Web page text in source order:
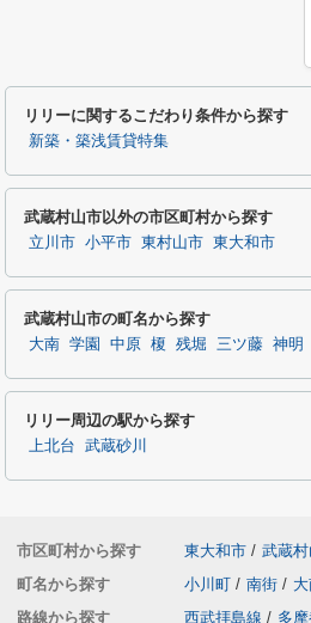
リリーに関するこだわり条件から探す
新築・築浅賃貸特集
武蔵村山市以外の市区町村から探す
立川市 小平市 東村山市 東大和市
武蔵村山市の町名から探す
大南 学園 中原 榎 残堀 三ツ藤 神明
リリー周辺の駅から探す
上北台 武蔵砂川
市区町村から探す 東大和市 / 武蔵
町名から探す
小川町 / 南街 /
路線から探す
西武拝島線 / 多